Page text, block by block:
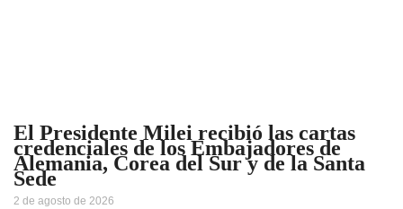
El Presidente Milei recibió las cartas
credenciales de los Embajadores de
Alemania, Corea del Sur y de la Santa
Sede
2 de agosto de 2026